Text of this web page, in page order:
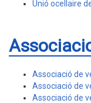
Unió ocellaire
Associació de
Associació de
Associació de